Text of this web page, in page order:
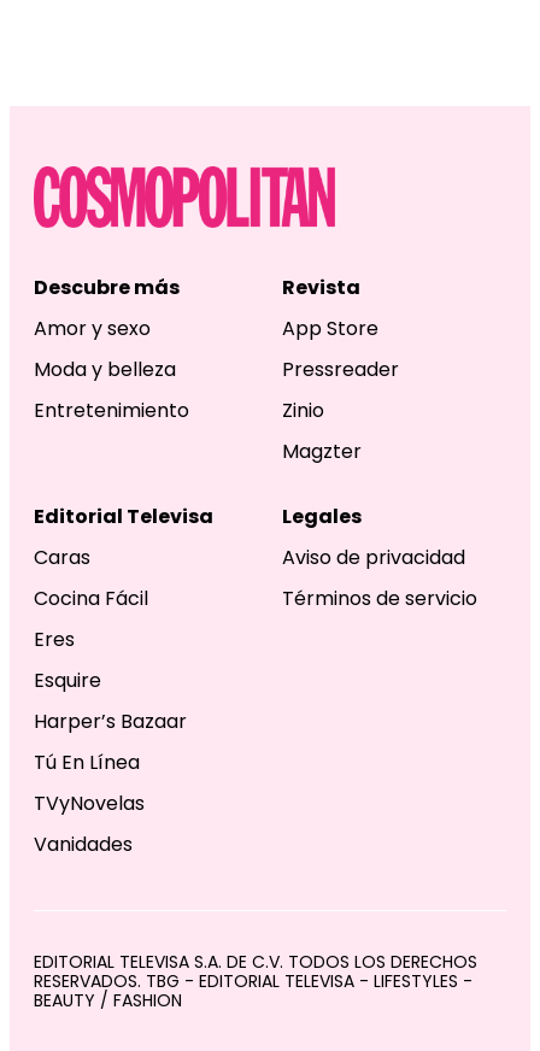
Descubre más
Amor y sexo
Moda y belleza
Entretenimiento
Revista
App Store
Pressreader
Zinio
Magzter
Editorial Televisa
Caras
Cocina Fácil
Eres
Esquire
Harper’s Bazaar
Tú En Línea
TVyNovelas
Vanidades
Legales
Aviso de privacidad
Términos de servicio
EDITORIAL TELEVISA S.A. DE C.V. TODOS LOS DERECHOS
RESERVADOS. TBG - EDITORIAL TELEVISA - LIFESTYLES -
BEAUTY / FASHION